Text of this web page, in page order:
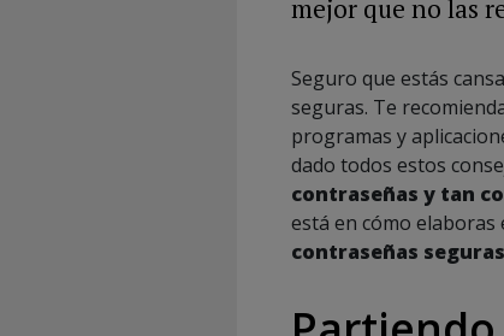
mejor que no las
Seguro que estás
seguras. Te
programas y
dado todos estos
contraseñas y tan
está en cómo elaboras
contraseñas